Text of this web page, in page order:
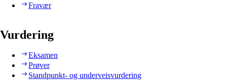
Fravær
Vurdering
Eksamen
Prøver
Standpunkt- og underveisvurdering